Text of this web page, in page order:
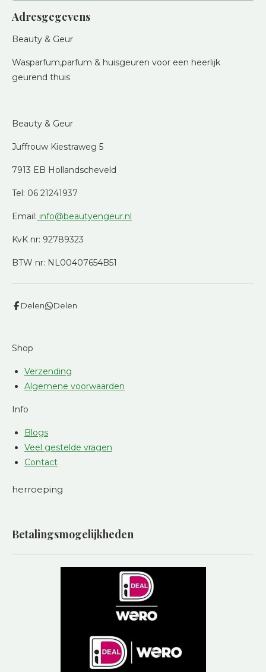
Adresgegevens
Beauty & Geur
Wasparfum,parfum & huisgeuren voor een heerlijk
geurend thuis
Beauty & Geur
Juffrouw Kiestraweg 5
7913 EB Hollandscheveld
Tel: 06 21241937
Email: info@beautyengeur.nl
KvK nr: 92789323
BTW nr: NL00407654B51
Delen Delen
Shop
Verzending
Algemene voorwaarden
Info
Blogs
Veel gestelde vragen
Contact
herroeping
Betalingsmogelijkheden